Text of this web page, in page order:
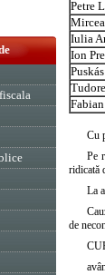
Petre
Iulia
Ion
Cu
Pe
ridicată
La
de